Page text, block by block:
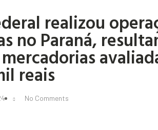
realizou
no Paraná,
reais
No Comments